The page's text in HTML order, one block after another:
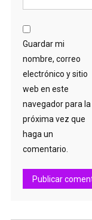
Guardar mi
nombre, correo
electrónico y sitio
web en este
navegador para la
próxima vez que
haga un
comentario.